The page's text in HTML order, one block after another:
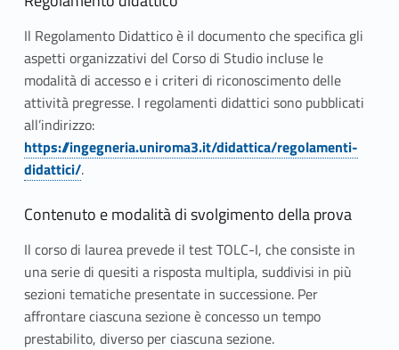
Il Regolamento Didattico è il documento che specifica gli
aspetti organizzativi del Corso di Studio incluse le
modalità di accesso e i criteri di riconoscimento delle
attività pregresse. I regolamenti didattici sono pubblicati
all’indirizzo:
https://ingegneria.uniroma3.it/didattica/regolamenti-
didattici/.
Contenuto e modalità di svolgimento della prova
Il corso di laurea prevede il testTOLC-I, che consiste in
una serie di quesiti a risposta multipla, suddivisi in più
sezioni tematiche presentate in successione. Per
affrontare ciascuna sezione è concesso un tempo
prestabilito, diverso per ciascuna sezione.